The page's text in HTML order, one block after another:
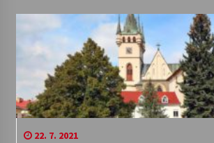
22. 7. 2021